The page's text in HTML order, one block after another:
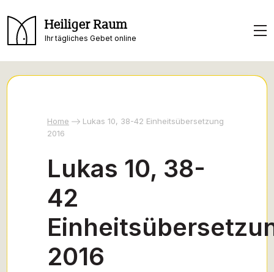
Heiliger Raum
Ihr tägliches Gebet online
Home
Lukas 10, 38-42 Einheitsübersetzung
2016
Lukas 10, 38-
42
2016